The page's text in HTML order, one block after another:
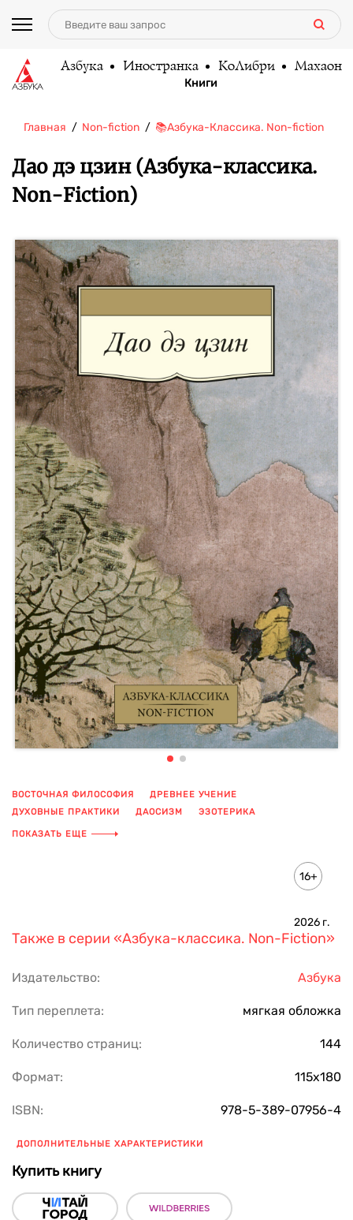
Азбука Иностранка КоЛибри Махаон
Книги
Главная Non-fiction 📚Азбука-Классика. Non-fiction
Дао дэ цзин (Азбука-классика.
Non-Fiction)
ВОСТОЧНАЯ ФИЛОСОФИЯ
ДРЕВНЕЕ УЧЕНИЕ
ДУХОВНЫЕ ПРАКТИКИ
ДАОСИЗМ
ЭЗОТЕРИКА
ДРЕВНИЙ ТРАКТАТ
ПОКАЗАТЬ ЕЩЕ
16+
2026 г.
Также в серии «Азбука-классика. Non-Fiction»
Издательство: Азбука
Тип переплета: мягкая обложка
Количество страниц: 144
Формат: 115х180
ISBN: 978-5-389-07956-4
ДОПОЛНИТЕЛЬНЫЕ ХАРАКТЕРИСТИКИ
Купить книгу